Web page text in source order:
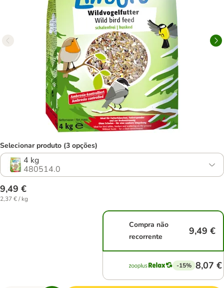
Selecionar produto (3 opções)
4 kg
480514.0
9,49 €
2,37 € / kg
Compra não
recorrente
9,49 €
-15% 8,07 €